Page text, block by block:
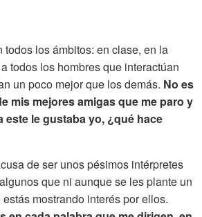
los ámbitos: en clase, en la
todos los hombres que interactúan
un poco mejor que los demás. No es
mis mejores amigas que me paro y
le gustaba yo, ¿qué hace
de ser unos pésimos intérpretes
que ni aunque se les plante un
mostrando interés por ellos.